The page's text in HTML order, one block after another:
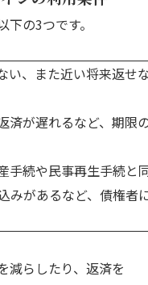
の3つです。
い、また近い将来返せ
済が遅れるなど、期限
手続や民事再生手続と
みがあるなど、債権者
減らしたり、返済を